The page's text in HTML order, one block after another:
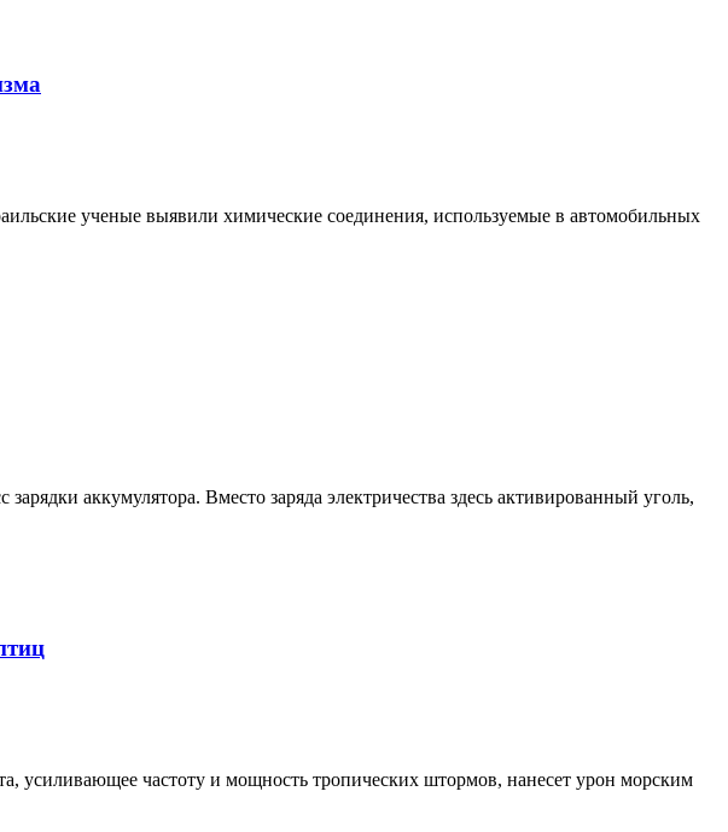
ученые выявили химические соединения, используемые в автомобильных
аккумулятора. Вместо заряда электричества здесь активированный уголь,
усиливающее частоту и мощность тропических штормов, нанесет урон морским